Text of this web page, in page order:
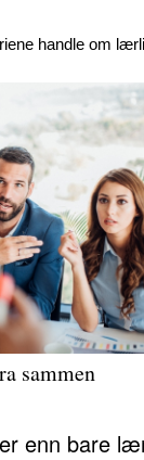
handle om
sammen
enn bare